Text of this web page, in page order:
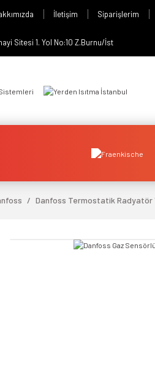
İletişim Siparişlerim
Sitesi 1. Yol No:10 Z.Burnu/İst
Danfoss Termostatik Radyatör